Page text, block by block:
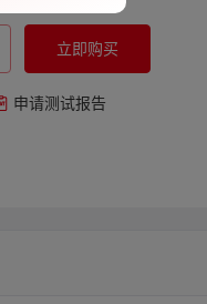
立即购买
申请测试报告